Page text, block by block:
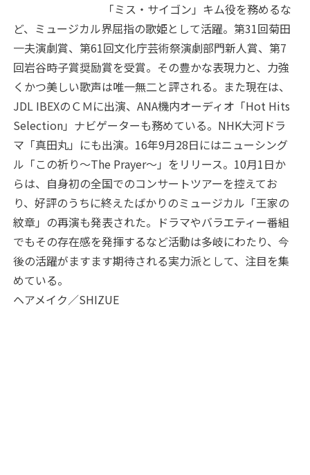
「ミス・サイゴン」キム役を務めるな
ど、ミュージカル界屈指の歌姫として活躍。第31回菊田
一夫演劇賞、第61回文化庁芸術祭演劇部門新人賞、第7
回岩谷時子賞奨励賞を受賞。その豊かな表現力と、力強
くかつ美しい歌声は唯一無二と評される。また現在は、
JDL IBEXのＣＭに出演、ANA機内オーディオ「Hot Hits
Selection」ナビゲーターも務めている。NHK大河ドラ
マ「真田丸」にも出演。16年9月28日にはニューシング
ル「この祈り～The Prayer～」をリリース。10月1日か
らは、自身初の全国でのコンサートツアーを控えてお
り、好評のうちに終えたばかりのミュージカル「王家の
紋章」の再演も発表された。ドラマやバラエティー番組
でもその存在感を発揮するなど活動は多岐にわたり、今
後の活躍がますます期待される実力派として、注目を集
めている。
ヘアメイク／SHIZUE